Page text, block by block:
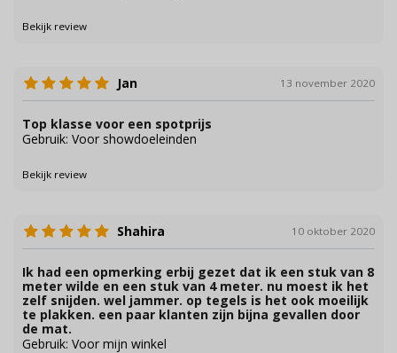
Bekijk review
Jan 13 november 2020
Top klasse voor een spotprijs
Gebruik: Voor showdoeleinden
Bekijk review
Shahira 10 oktober 2020
Ik had een opmerking erbij gezet dat ik een stuk van 8
meter wilde en een stuk van 4 meter. nu moest ik het
zelf snijden. wel jammer. op tegels is het ook moeilijk
te plakken. een paar klanten zijn bijna gevallen door
de mat.
Gebruik: Voor mijn winkel